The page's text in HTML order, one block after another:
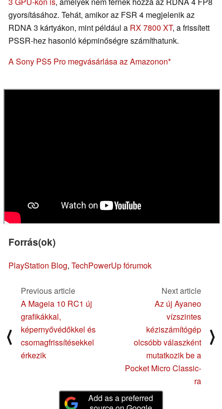
gyorsításához. Tehát, amikor az FSR 4 megjelenik az
RDNA 3 kártyákon, mint például a RX 7800 XT, a frissített
PSSR-hez hasonló képminőségre számíthatunk.
A Sony PS5 Pro megvásárlása az Amazonon
Forrás(ok)
PlayStation Blog, TechPowerUp fórumok
⟨
Previous article
A Mageia 10 RC1 új
grafikákkal,
képernyővédőkkel és
csomagfrissítésekkel
érkezik
Next article
Az új Ayaneo
vízszintes
kéziszámítógép
olcsóbb válaszként
mutatkozik be a
Pocket Micro Classic-
ra
⟩
Add as a preferred